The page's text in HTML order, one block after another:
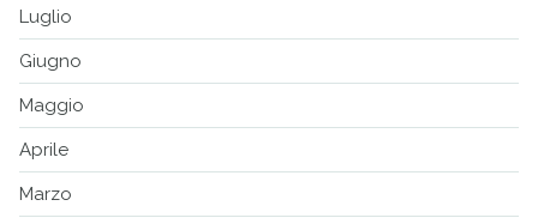
Luglio
Giugno
Maggio
Aprile
Marzo